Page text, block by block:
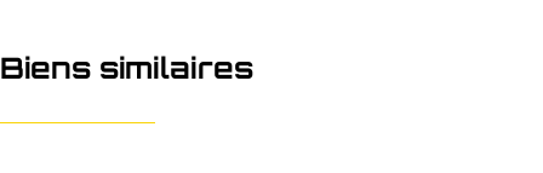
Biens similaires